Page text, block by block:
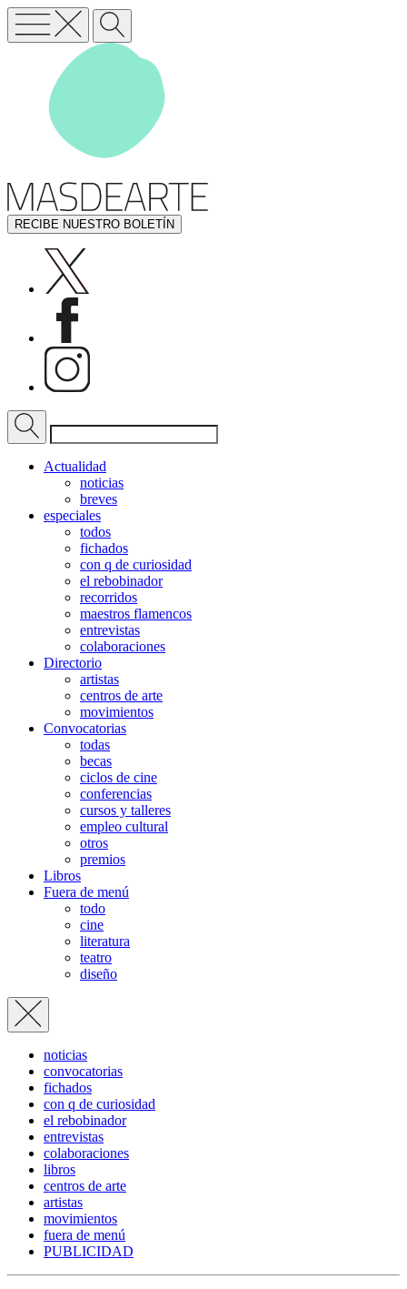
RECIBE NUESTRO BOLETÍN
Actualidad
noticias
breves
especiales
todos
fichados
con q de curiosidad
el rebobinador
recorridos
maestros flamencos
entrevistas
colaboraciones
Directorio
artistas
centros de arte
movimientos
Convocatorias
todas
becas
ciclos de cine
conferencias
cursos y talleres
empleo cultural
otros
premios
Libros
Fuera de menú
todo
cine
literatura
teatro
diseño
noticias
convocatorias
fichados
con q de curiosidad
el rebobinador
entrevistas
colaboraciones
libros
centros de arte
artistas
movimientos
fuera de menú
PUBLICIDAD